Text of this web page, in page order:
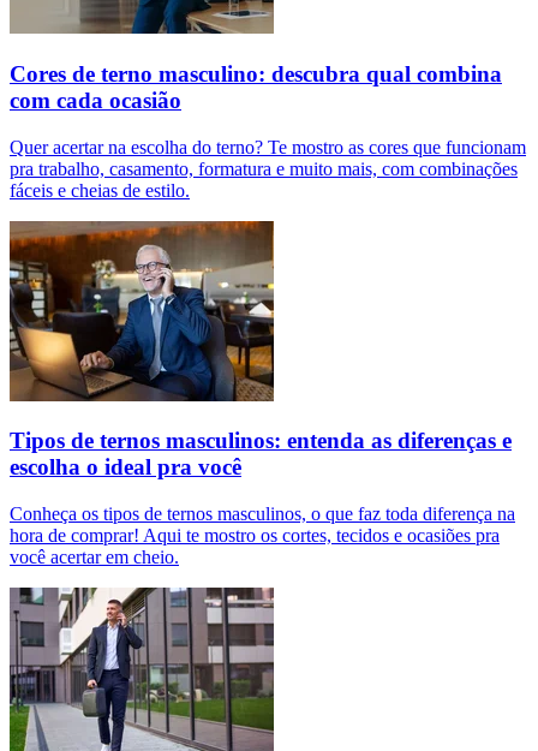
Cores de terno masculino: descubra qual combina
com cada ocasião
Quer acertar na escolha do terno? Te mostro as cores que funcionam
pra trabalho, casamento, formatura e muito mais, com combinações
fáceis e cheias de estilo.
Tipos de ternos masculinos: entenda as diferenças e
escolha o ideal pra você
Conheça os tipos de ternos masculinos, o que faz toda diferença na
hora de comprar! Aqui te mostro os cortes, tecidos e ocasiões pra
você acertar em cheio.